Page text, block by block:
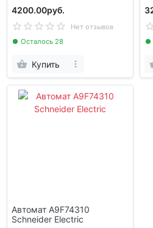
4200.00руб.
Нет отзывов
Осталось 28
Купить
Автомат A9F74310
Schneider Electric